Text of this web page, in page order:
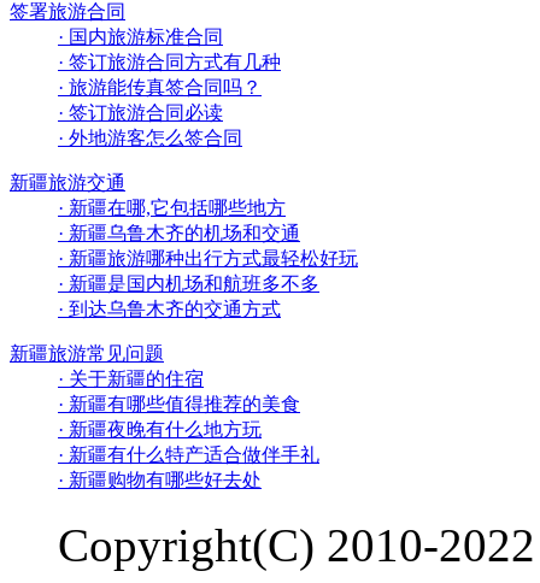
签署旅游合同
· 国内旅游标准合同
· 签订旅游合同方式有几种
· 旅游能传真签合同吗？
· 签订旅游合同必读
· 外地游客怎么签合同
新疆旅游交通
· 新疆在哪,它包括哪些地方
· 新疆乌鲁木齐的机场和交通
· 新疆旅游哪种出行方式最轻松好玩
· 新疆是国内机场和航班多不多
· 到达乌鲁木齐的交通方式
新疆旅游常见问题
· 关于新疆的住宿
· 新疆有哪些值得推荐的美食
· 新疆夜晚有什么地方玩
· 新疆有什么特产适合做伴手礼
· 新疆购物有哪些好去处
Copyright(C) 2010-